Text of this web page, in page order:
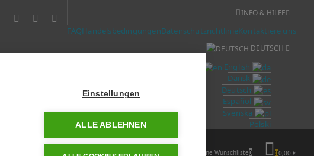
INFO & HILFE
FAQHandelsbedingungenDatenschutzrichtlinieKontaktiere uns
DEUTSCH
English
Dansk
Deutsch
Español
Svenska
Polski
Meine Wunschliste0 00,00 €
Einstellungen
ALLE ABLEHNEN